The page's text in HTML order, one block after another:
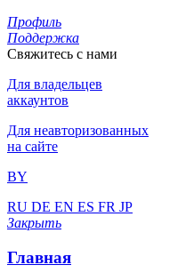
Профиль
Поддержка
Свяжитесь с нами
Для владельцев
аккаунтов
Для неавторизованных
на сайте
BY
RU DE EN ES FR JP
Закрыть
Главная